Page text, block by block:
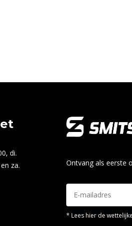
di.
za.
Ontvang als eerste
* Lees hier de